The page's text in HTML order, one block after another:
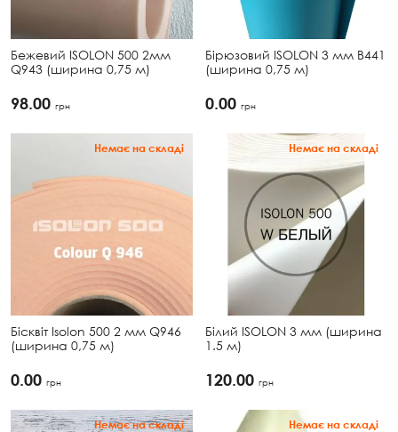
Бежевий ISOLON 500 2мм
Q943 (ширина 0,75 м)
98.00 грн
Бірюзовий ISOLON 3 мм B441
(ширина 0,75 м)
0.00 грн
Немає на складі
Бісквіт Isolon 500 2 мм Q946
(ширина 0,75 м)
0.00 грн
Немає на складі
Білий ISOLON 3 мм (ширина
1.5 м)
120.00 грн
Немає на складі Немає на складі